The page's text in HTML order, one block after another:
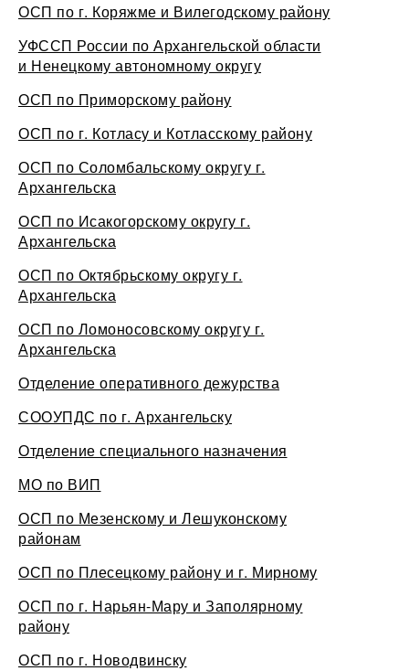
ОСП по г. Коряжме и Вилегодскому району
УФССП России по Архангельской области
и Ненецкому автономному округу
ОСП по Приморскому району
ОСП по г. Котласу и Котласскому району
ОСП по Соломбальскому округу г.
Архангельска
ОСП по Исакогорскому округу г.
Архангельска
ОСП по Октябрьскому округу г.
Архангельска
ОСП по Ломоносовскому округу г.
Архангельска
Отделение оперативного дежурства
СООУПДС по г. Архангельску
Отделение специального назначения
МО по ВИП
ОСП по Мезенскому и Лешуконскому
районам
ОСП по Плесецкому району и г. Мирному
ОСП по г. Нарьян-Мару и Заполярному
району
ОСП по г. Новодвинску